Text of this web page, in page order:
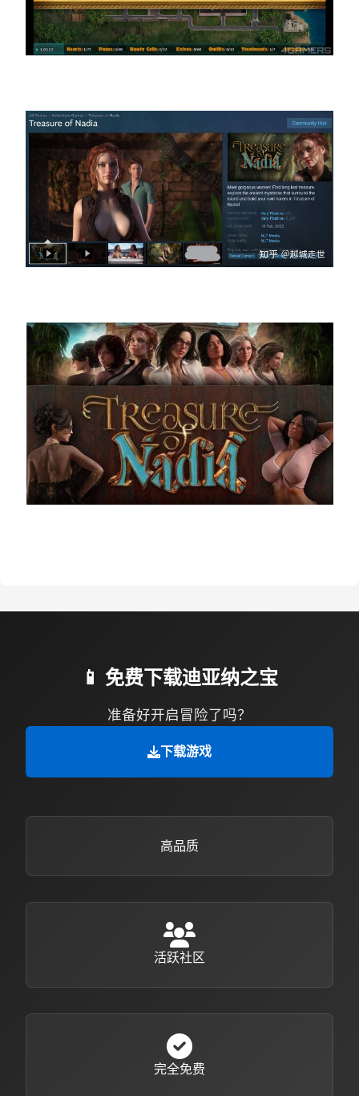
📱 免费下载迪亚纳之宝
准备好开启冒险了吗？
下载游戏
高品质
活跃社区
完全免费